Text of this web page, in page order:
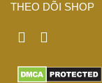
THEO DÕI SHOP